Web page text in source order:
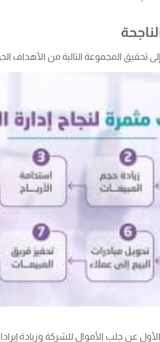
إلى تحقيق المجموعة التالية من الأهداف
عن جلب الأموال للشركة وزيادة